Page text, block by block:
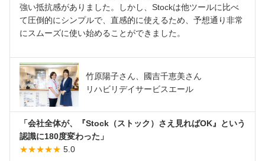
強い抵抗感がありました。しかし、Stockは他ツールに比べ
て圧倒的にシンプルで、直感的に使えるため、予想通り非常
にスムーズに使い始めることができました。
竹原陽子さん、國吉千恵美さん
リハビリデイサービスエール
「会社全体が、『Stock（ストック）さえ見ればOK』という
認識に180度変わった」
★★★★★ 5.0